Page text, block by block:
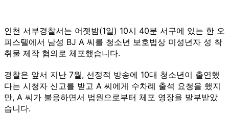
인천 서부경찰서는 어젯밤(1일) 10시 40분 서구에 있는 한 오
피스텔에서 남성 BJ A 씨를 청소년 보호법상 미성년자 성 착
취물 제작 혐의로 체포했습니다.
경찰은 앞서 지난 7월, 선정적 방송에 10대 청소년이 출연했
다는 시청자 신고를 받고 A 씨에게 수차례 출석 요청을 했지
만, A 씨가 불응하면서 법원으로부터 체포 영장을 발부받았
습니다.